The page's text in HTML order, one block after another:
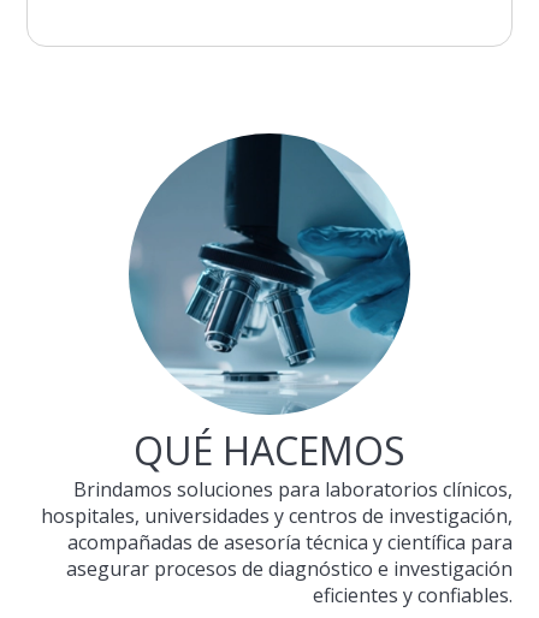
QUÉ HACEMOS
Brindamos soluciones para laboratorios clínicos,
hospitales, universidades y centros de investigación,
acompañadas de asesoría técnica y científica para
asegurar procesos de diagnóstico e investigación
eficientes y confiables.